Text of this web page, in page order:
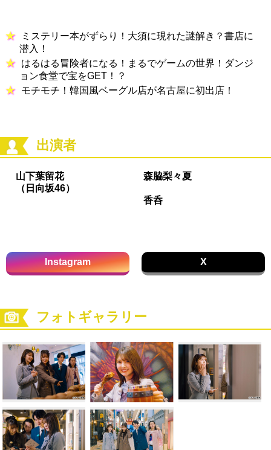
ミステリー本がずらり！大須に現れた謎解き？書店に
潜入！
はるはる冒険者になる！まるでゲームの世界！ダンジ
ョン食堂で宝をGET！？
モチモチ！韓国風ベーグル店が名古屋に初出店！
出演者
山下葉留花
（日向坂46）
森脇梨々夏
香呑
Instagram X
フォトギャラリー